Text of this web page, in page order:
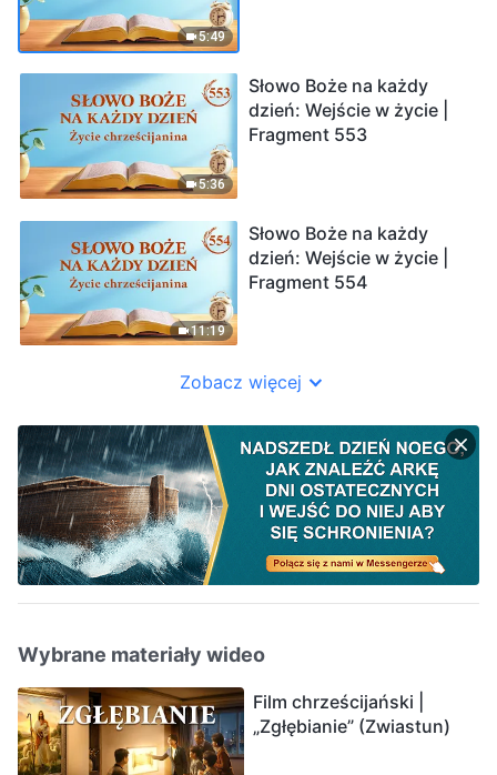
5:49
5:36
Słowo Boże na każdy
dzień: Wejście w życie |
Fragment 553
11:19
Słowo Boże na każdy
dzień: Wejście w życie |
Fragment 554
Zobacz więcej
Wybrane materiały wideo
Film chrześcijański |
„Zgłębianie” (Zwiastun)